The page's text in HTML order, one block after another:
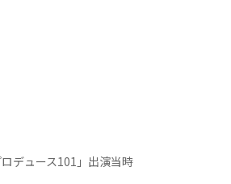
デュース101」出演当時